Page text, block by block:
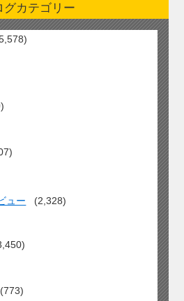
グカテゴリー
ュー (2,328)
(773)